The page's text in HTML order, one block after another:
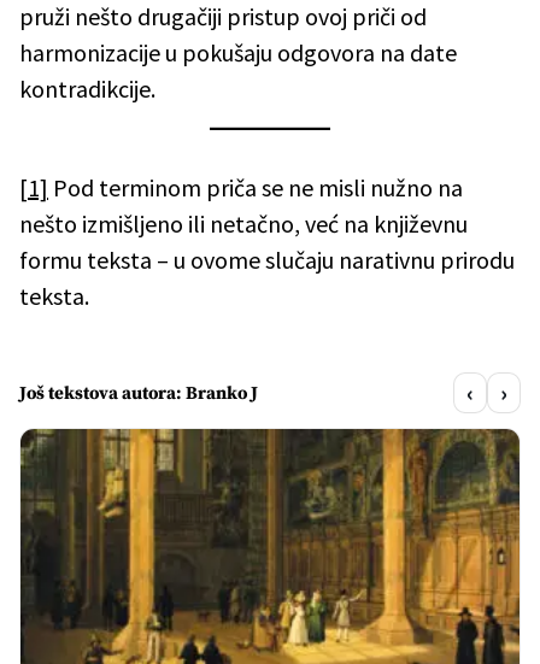
pruži nešto drugačiji pristup ovoj priči od
harmonizacije u pokušaju odgovora na date
kontradikcije.
[1] Pod terminom priča se ne misli nužno na
nešto izmišljeno ili netačno, već na književnu
formu teksta – u ovome slučaju narativnu prirodu
teksta.
Još tekstova autora: Branko J ‹ ›